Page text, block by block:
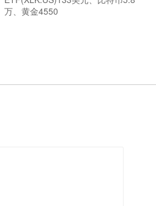
万、黄金4550